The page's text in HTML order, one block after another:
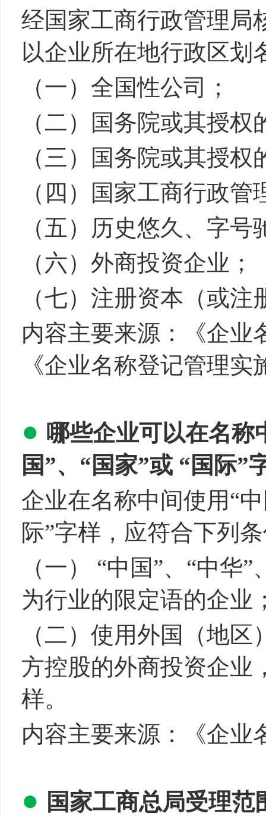
经国家工商行政管理局
以企业所在地行政区划
（一）全国性公司
（二）国务院或其授
（三）国务院或其授
（四）国家工商行政
（五）历史悠久、字
（六）外商投资企业；
（七）注册资本（或
内容主要来源：《企业
《企业名称登记管理
● 哪些企业可以在名称
国”、“国家”或 “国际”
企业在名称中间使用“
际”字样，应符合下列
（一） “中国”、“中华
为行业的限定语的企业
（二）使用外国（地
方控股的外商投资企业
样。
内容主要来源：《企业
● 国家工商总局受理范